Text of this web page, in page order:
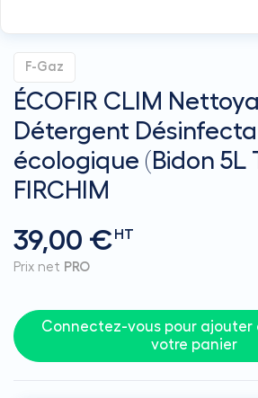
F-Gaz
ÉCOFIR CLIM
Détergent
écologique (Bidon 5L
FIRCHIM
39,00 € HT
Prix net PRO
Connectez-vous pour ajouter
votre panier